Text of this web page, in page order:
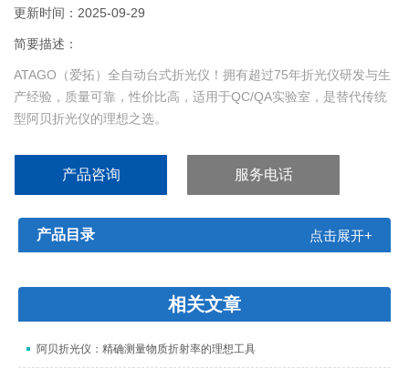
更新时间：2025-09-29
简要描述：
ATAGO（爱拓）全自动台式折光仪！拥有超过75年折光仪研发与生
产经验，质量可靠，性价比高，适用于QC/QA实验室，是替代传统
型阿贝折光仪的理想之选。
产品咨询 服务电话
产品目录 点击展开+
相关文章
阿贝折光仪：精确测量物质折射率的理想工具